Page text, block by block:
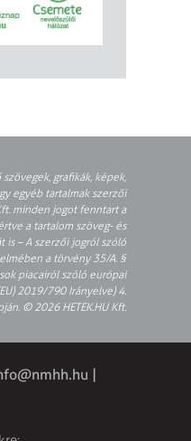
grafikák, képek,
egyéb tartalmak szerzői
minden jogot fenntart a
a tartalom szöveg- és
is – A szerzői jogról szóló
a törvény 35/A. §
piacairól szóló európai
2019/790 Irányelve) 4.
© 2026 HETEK.HU Kft.